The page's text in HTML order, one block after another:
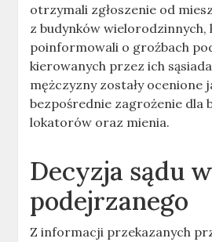
otrzymali zgłoszenie od
z budynków
poinformowali o groźbach
kierowanych przez ich
mężczyzny zostały ocenione
bezpośrednie zagrożenie dla
lokatorów oraz mienia.
Decyzja sądu
podejrzanego
Z informacji przekazanych